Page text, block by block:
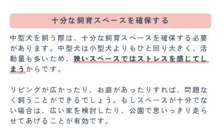
十分な飼育スペースを確保する
中型犬を飼う際は、十分な飼育スペースを確保する必要
があります。中型犬は小型犬よりもひと回り大きく、活
動量も多いため、 狭いスペースではストレスを感じてし
まうからです。
リビングが広かったり、お庭があったりすれば、問題な
く飼うことができるでしょう。もしスペースが十分でな
い場合は、広い家を検討したり、公園で思いっきり走ら
せてあげることが有効です。